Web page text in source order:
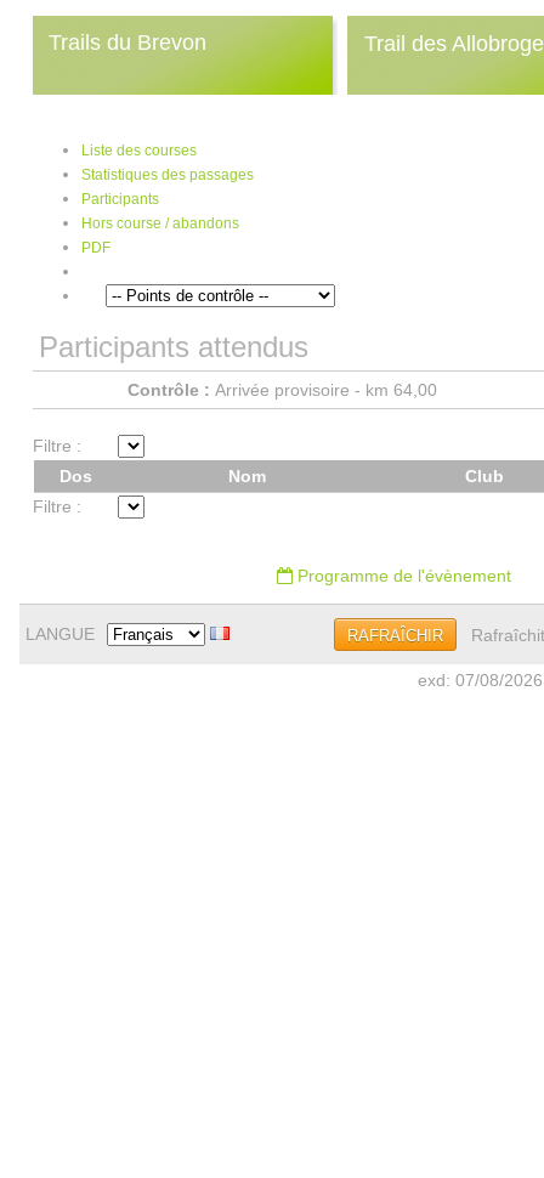
Trails du Brevon Trail des
Liste des courses
Statistiques des passages
Participants
Hors course / abandons
PDF
Participants attendus
Contrôle : Arrivée provisoire - km 64,00
Filtre :
Dos
Nom
Club
Filtre :
Programme de l'évènement
LANGUE RAFRAÎCHIR
exd: 07/08/